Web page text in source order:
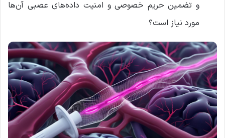
و تضمین حریم خصوصی و امنیت داده‌های عصبی آن‌ها
مورد نیاز است؟